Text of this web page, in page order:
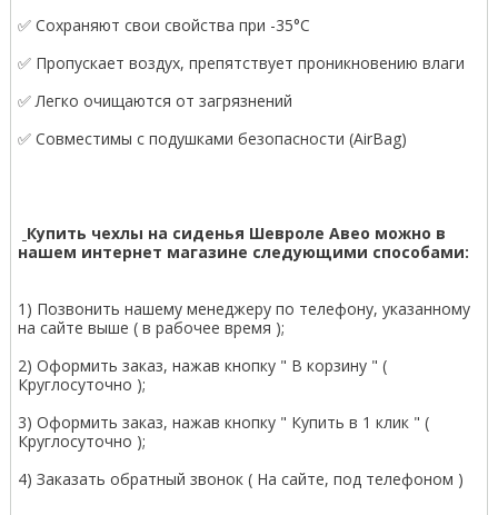
✅ Сохраняют свои свойства при -35°С
✅ Пропускает воздух, препятствует проникновению влаги
✅ Легко очищаются от загрязнений
✅ Совместимы с подушками безопасности (AirBag)
Купить чехлы на сиденья Шевроле Авео можно в
нашем интернет магазине следующими способами:
1) Позвонить нашему менеджеру по телефону, указанному
на сайте выше ( в рабочее время );
2) Оформить заказ, нажав кнопку " В корзину " (
Круглосуточно );
3) Оформить заказ, нажав кнопку " Купить в 1 клик " (
Круглосуточно );
4) Заказать обратный звонок ( На сайте, под телефоном )